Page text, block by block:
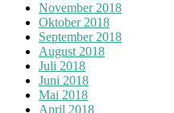
November 2018
Oktober 2018
September 2018
August 2018
Juli 2018
Juni 2018
Mai 2018
April 2018